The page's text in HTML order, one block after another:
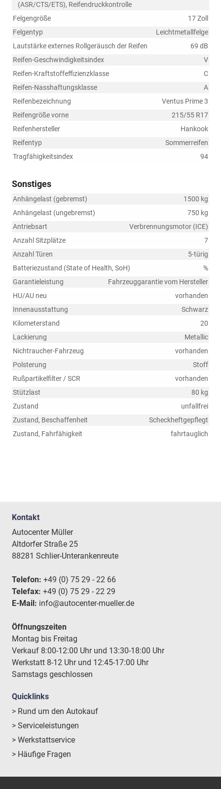
(ASR/CTS/ETS), Reifendruckkontrolle
Felgengröße
17 Zoll
Felgentyp
Leichtmetallfelge
Lautstärke externes Rollgeräusch der Reifen
69 dB
Reifen-Geschwindigkeitsindex
V
Reifen-Kraftstoffeffizienzklasse
C
Reifen-Nasshaftungsklasse
A
Reifenbezeichnung
Ventus Prime 3
Reifengröße vorne
215/55 R17
Reifenhersteller
Hankook
Reifentyp
Sommerreifen
Tragfähigkeitsindex
94
Sonstiges
Anhängelast (gebremst)
1500 kg
Anhängelast (ungebremst)
750 kg
Antriebsart
Verbrennungsmotor (ICE)
Anzahl Sitzplätze
7
Anzahl Türen
5-türig
Batteriezustand (State of Health, SoH)
%
Garantieleistung
Fahrzeuggarantie vom Hersteller
HU/AU neu
vorhanden
Innenausstattung
Schwarz
Kilometerstand
20
Lackierung
Metallic
Nichtraucher-Fahrzeug
vorhanden
Polsterung
Stoff
Rußpartikelfilter / SCR
vorhanden
Stützlast
80 kg
Zustand
unfallfrei
Zustand, Beschaffenheit
Scheckheftgepflegt
Zustand, Fahrfähigkeit
fahrtauglich
Kontakt
Autocenter Müller
Altdorfer Straße 25
88281 Schlier-Unterankenreute
Telefon: +49 (0) 75 29 - 22 66
Telefax: +49 (0) 75 29 - 22 29
E-Mail: info@autocenter-mueller.de
Öffnungszeiten
Montag bis Freitag
Verkauf 8:00-12:00 Uhr und 13:30-18:00 Uhr
Werkstatt 8-12 Uhr und 12:45-17:00 Uhr
Samstags geschlossen
Quicklinks
> Rund um den Autokauf
> Serviceleistungen
> Werkstattservice
> Häufige Fragen